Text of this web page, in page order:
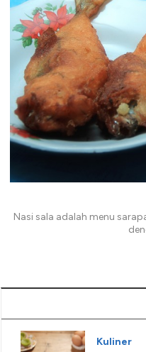
Nasi sala adalah menu
Kuliner